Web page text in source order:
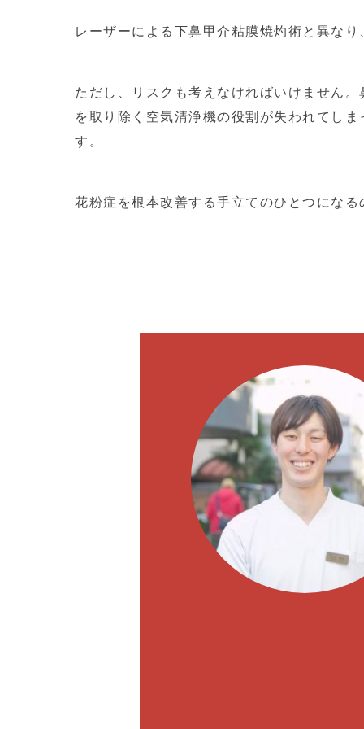
レーザーによる下鼻甲介粘膜焼灼術と異な
ただし、リスクも考えなければいけません
を取り除く空気清浄機の役割が失われてし
す。
花粉症を根本改善する手立てのひとつにな